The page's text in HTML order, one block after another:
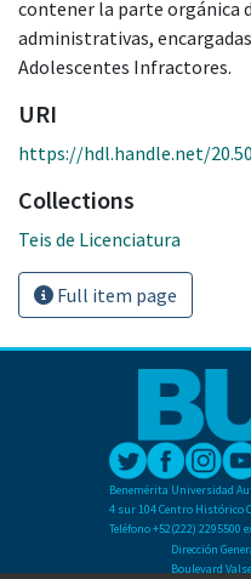
contener la parte orgánica
administrativas,
Adolescentes Infractores.
URI
https://hdl.handle.net/
Collections
Teis de Licenciatura
Full item page
Benemérita Universidad
4 sur 104 Centro Histórico
Teléfono +52(222) 2295500
Dirección
Boulevard